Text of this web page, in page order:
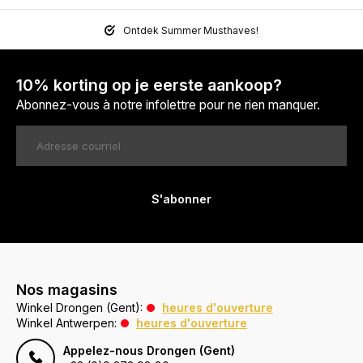
Ontdek Summer Musthaves!
10% korting op je eerste aankoop?
Abonnez-vous à notre infolettre pour ne rien manquer.
S'abonner
Nos magasins
Winkel Drongen (Gent):
heures d'ouverture
Winkel Antwerpen:
heures d'ouverture
Appelez-nous Drongen (Gent)